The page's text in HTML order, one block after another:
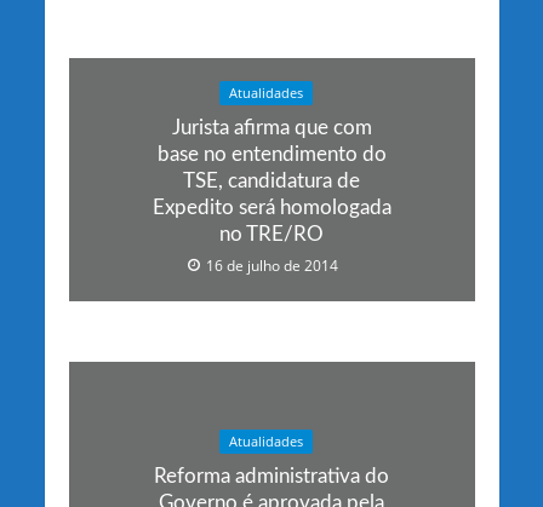
Atualidades
Jurista afirma que com
base no entendimento do
TSE, candidatura de
Expedito será homologada
no TRE/RO
16 de julho de 2014
Atualidades
Reforma administrativa do
Governo é aprovada pela